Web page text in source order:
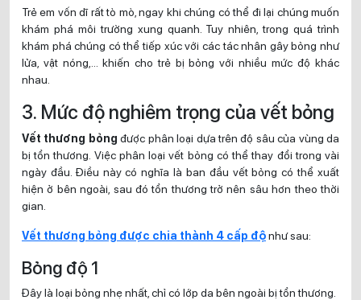
Trẻ em vốn dĩ rất tò mò, ngay khi chúng có thể đi lại chúng muốn
khám phá môi trường xung quanh. Tuy nhiên, trong quá trình
khám phá chúng có thể tiếp xúc với các tác nhân gây bỏng như
lửa, vật nóng,… khiến cho trẻ bị bỏng với nhiều mức độ khác
nhau.
3. Mức độ nghiêm trọng của vết bỏng
Vết thương bỏng được phân loại dựa trên độ sâu của vùng da
bị tổn thương. Việc phân loại vết bỏng có thể thay đổi trong vài
ngày đầu. Điều này có nghĩa là ban đầu vết bỏng có thể xuất
hiện ở bên ngoài, sau đó tổn thương trở nên sâu hơn theo thời
gian.
Vết thương bỏng được chia thành 4 cấp độnhư sau:
Bỏng độ 1
Đây là loại bỏng nhẹ nhất, chỉ có lớp da bên ngoài bị tổn thương.